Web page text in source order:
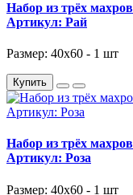
Набор из трёх
Артикул: Рай
Размер: 40х60 -
Купить
Набор из трёх
Артикул: Роза
Размер: 40х60 -